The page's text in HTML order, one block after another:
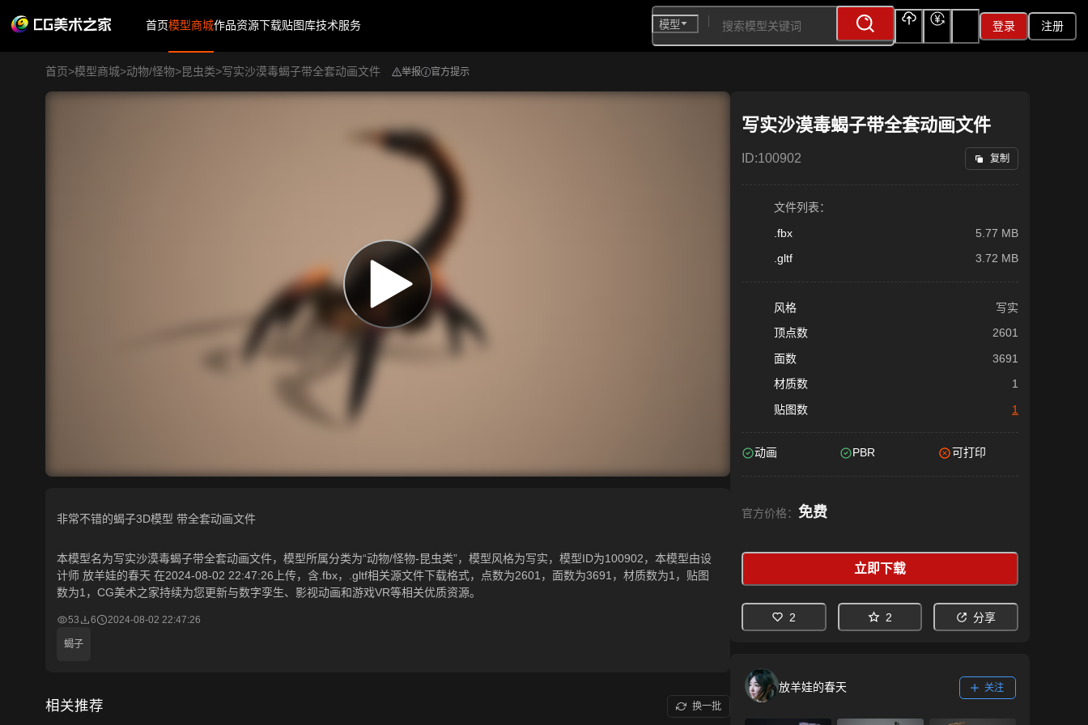
首页模型商城作品资源下载贴图库技术服务
模型
登录 注册
首页>模型商城>动物/怪物>昆虫类>写实沙漠毒蝎子带全套动画文件 举报 官方提示
非常不错的蝎子3D模型 带全套动画文件
本模型名为写实沙漠毒蝎子带全套动画文件，模型所属分类为“动物/怪物-昆虫类”，模型风格为写实，模型ID为100902，本模型由设
计师 放羊娃的春天 在2024-08-02 22:47:26上传，含.fbx，.gltf相关源文件下载格式，点数为2601，面数为3691，材质数为1，贴图
数为1，CG美术之家持续为您更新与数字孪生、影视动画和游戏VR等相关优质资源。
53 6 2024-08-02 22:47:26
蝎子
相关推荐 换一批
写实沙漠毒蝎子带全套动画文件
ID:100902 复制
文件列表：
.fbx
5.77 MB
.gltf
3.72 MB
风格
写实
顶点数
2601
面数
3691
材质数
1
贴图数
1
动画 PBR 可打印
官方价格： 免费
立即下载
2 2 分享
放羊娃的春天 关注